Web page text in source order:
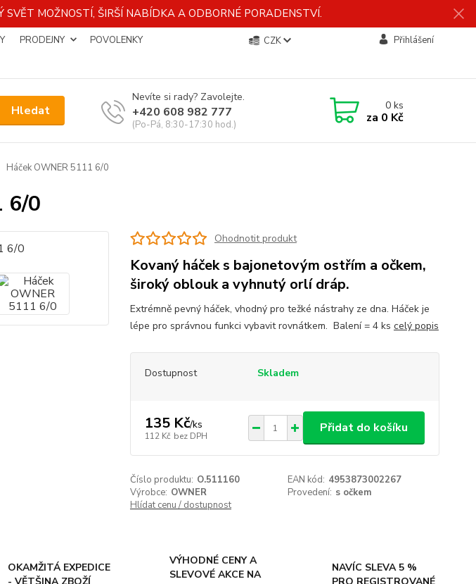
SVĚT MOŽNOSTÍ, ŠIRŠÍ NABÍDKA A ODBORNÉ PORADENSTVÍ.
PRODEJNY
POVOLENKY
CZK Přihlášení
Hledat
Nevíte si rady? Zavolejte.
+420 608 982 777
(Po-Pá, 8:30-17:30 hod.)
0ks
za 0 Kč
Háček OWNER 5111 6/0
6/0
Ohodnotit produkt
Kovaný háček s bajonetovým ostřím a očkem,
široký oblouk a vyhnutý orlí dráp.
Extrémně pevný háček, vhodný pro težké nástrahy ze dna. Háček je
lépe pro správnou funkci vybavit rovnátkem. Balení = 4 ks celý popis
Dostupnost Skladem
135 Kč/ks
112 Kč bez DPH
Přidat do košíku
Číslo produktu: O.511160 EAN kód: 4953873002267
Výrobce: OWNER Provedení: s očkem
Hlídat cenu / dostupnost
OKAMŽITÁ EXPEDICE
VÝHODNÉ CENY A
SLEVOVÉ AKCE NA
NAVÍC SLEVA 5 %